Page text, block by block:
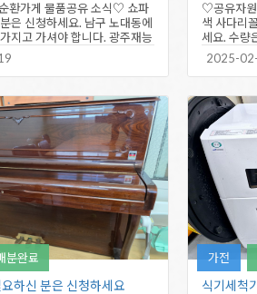
환가게 물품공유 소식♡ 쇼파
은 신청하세요. 남구 노대동에
지고 가셔야 합니다. 광주재능
회원…
♡공유자
색 사다리
세요. 수량
2025-
분완료
하신 분은 신청하세요
가전
식기세척